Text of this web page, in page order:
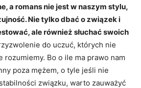
a romans nie jest w naszym stylu,
Nie tylko dbać o związek i
ale również słuchać swoich
do uczuć, których nie
rozumiemy. Bo o ile ma prawo nam
poza mężem, o tyle jeśli nie
związku, warto zauważyć